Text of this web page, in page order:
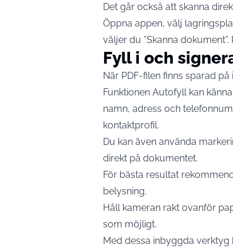
Det går också att skanna
Öppna appen, välj
väljer du ”Skanna
Fyll i och
När PDF-filen finns sparad på
Funktionen Autofyll kan
namn, adress och
kontaktprofil.
Du kan även använda
direkt på dokumentet.
För bästa resultat
belysning.
Håll kameran rakt ovanför
som möjligt.
Med dessa inbyggda